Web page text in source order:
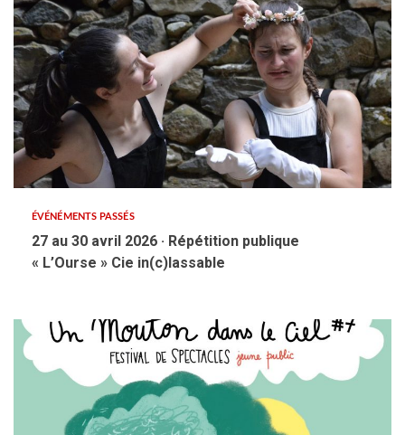
ÉVÉNÉMENTS PASSÉS
27 au 30 avril 2026 · Répétition publique
« L’Ourse » Cie in(c)lassable